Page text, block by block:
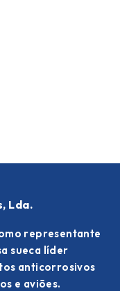
Lda.
representante
sueca líder
anticorrosivos
e aviões.